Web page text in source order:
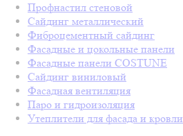
Профнастил стеновой
Сайдинг металлический
Фиброцементный сайдинг
Фасадные и цокольные панели
Фасадные панели COSTUNE
Сайдинг виниловый
Фасадная вентиляция
Паро и гидроизоляция
Утеплители для фасада и кровли